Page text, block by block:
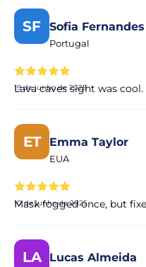
SF Sofia Fernandes
Portugal
19 de junho de 2025
Lava caves sight was
ET Emma Taylor
EUA
10 de junho de 2025
Mask fogged once, but
LA Lucas Almeida